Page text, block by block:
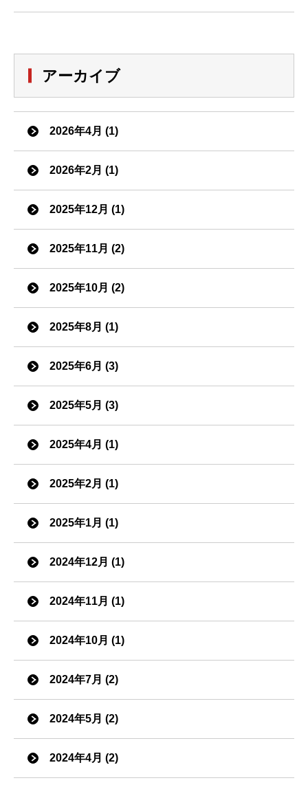
アーカイブ
2026年4月 (1)
2026年2月 (1)
2025年12月 (1)
2025年11月 (2)
2025年10月 (2)
2025年8月 (1)
2025年6月 (3)
2025年5月 (3)
2025年4月 (1)
2025年2月 (1)
2025年1月 (1)
2024年12月 (1)
2024年11月 (1)
2024年10月 (1)
2024年7月 (2)
2024年5月 (2)
2024年4月 (2)